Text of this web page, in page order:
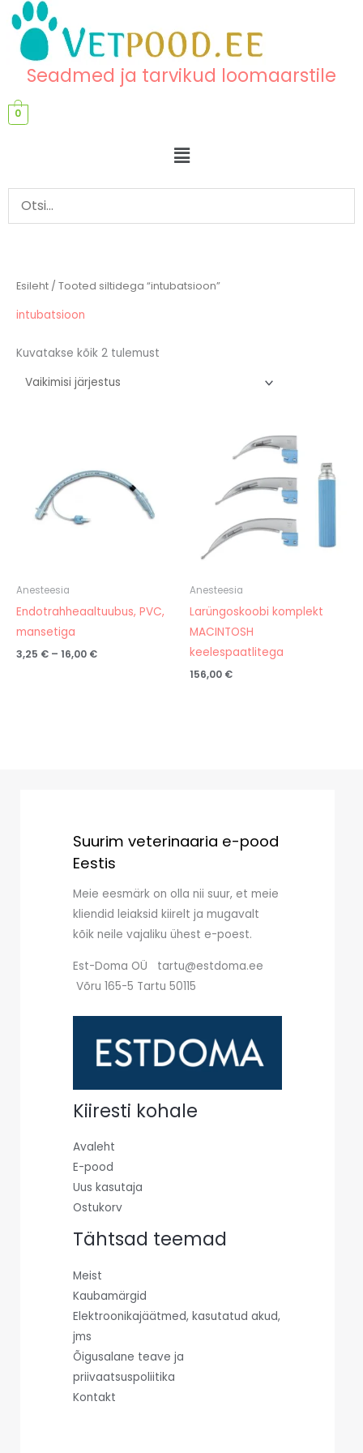
content
content
Seadmed ja tarvikud loomaarstile
0
Menu
Esileht / Tooted siltidega “intubatsioon”
intubatsioon
Kuvatakse kõik 2 tulemust
Anesteesia
Endotrahheaaltuubus, PVC,
mansetiga
3,25 € – 16,00 €
Anesteesia
Larüngoskoobi komplekt
MACINTOSH
keelespaatlitega
156,00 €
Suurim veterinaaria e-pood
Eestis
Meie eesmärk on olla nii suur, et meie
kliendid leiaksid kiirelt ja mugavalt
kõik neile vajaliku ühest e-poest.
Est-Doma OÜ tartu@estdoma.ee
Võru 165-5 Tartu 50115
Kiiresti kohale
Avaleht
E-pood
Uus kasutaja
Ostukorv
Tähtsad teemad
Meist
Kaubamärgid
Elektroonikajäätmed, kasutatud akud,
jms
Õigusalane teave ja
priivaatsuspoliitika
Kontakt